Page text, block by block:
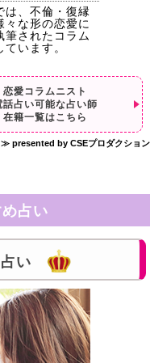
は、不倫・復縁
々な形の恋愛に
筆されたコラム
ています。
恋愛コラムニスト
話占い可能な占い師
在籍一覧はこちら
≫ presented by CSEプロダクション
占い
い